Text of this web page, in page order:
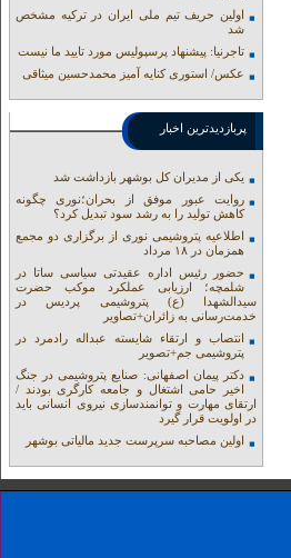
اولین حریف تیم ملی ایران در ترکیه مشخص
شد
تاجرنیا: پیشنهاد پرسپولیس مورد تایید ما نیست
عکس/ استوری کنایه آمیز محمدحسین میثاقی
پربازدیدترین اخبار
یکی از مدیران کل بوشهر بازداشت شد
روایت عبور موفق از بحران؛نوری چگونه
کاهش تولید را به رشد سود تبدیل کرد؟
اطلاعیه پتروشیمی نوری از برگزاری دو مجمع
همزمان در ۱۸ مرداد
حضور رئیس اداره عقیدتی سیاسی ساتا در
شلمچه؛ ارزیابی عملکرد موکب حضرت
سیدالشهدا (ع) پتروشیمی پردیس در
خدمت‌رسانی به زائران+تصاویر
انتصاب و ارتقاء شایسته عبداله رادمرد در
پتروشیمی جم+تصویر
دکتر پیمان اصفهانی: صنایع پتروشیمی در جنگ
اخیر حامی اشتغال و جامعه کارگری بودند /
ارتقای مهارت و توانمندسازی نیروی انسانی باید
در اولویت قرار گیرد
اولین مصاحبه سرپرست جدید مالیاتی بوشهر